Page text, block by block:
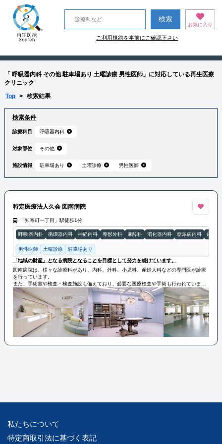
お気に入り
ご利用規約を事前にご確認下さい
「 呼吸器内科 その他 駐車場あり 土曜診療 男性医師」に対応している再生医療
クリニック
Top > 検索結果
検索条件
診療科目 呼吸器内科
対象部位 その他
施設情報 駐車場あり 土曜診療 男性医師
特定医療法人久会 図南病院
「知寄町一丁目」駅徒歩1分
呼吸器内科 循環器内科 神経内科 整形外科 麻酔科 消化器内科 糖尿病内科 内科
男性医師 土曜診療 駐車場あり
「地域の財産」となる病院となることを目標として努力を続けています。
図南病院は、様々な診療科があり、内科、外科、小児科、産婦人科などの専門医が診療
を行っています。
また、手術室や検査・検査施設も備えており、必要な医療検査や手術も行われていま
す。
図南病院は、地域の人々の健康をサポートするために、高い医療技術と温かい医療チー
ムが提供いたします。
今後も「地域の財産」となる病院となることを目標として努力を続けています。
私たちについて
特定商取引法に基づく表記